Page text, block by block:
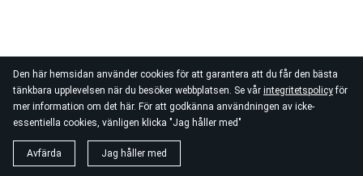
Den här hemsidan använder cookies för att garantera att du får den bästa
tänkbara upplevelsen när du besöker webbplatsen. Se vår integritetspolicyför
mer information om det här. För att godkänna användningen av icke-
essentiella cookies, vänligen klicka "Jag håller med"
Avfärda Jag håller med